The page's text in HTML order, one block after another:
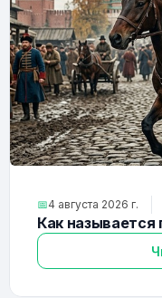
📅4 августа 2026 г.
Как называется